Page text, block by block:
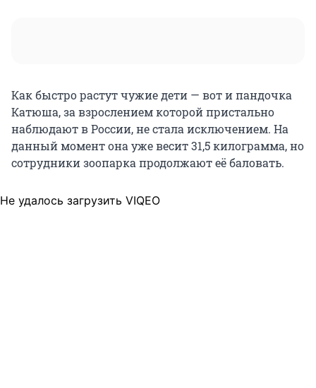
Как быстро растут чужие дети — вот и пандочка
Катюша, за взрослением которой пристально
наблюдают в России, не стала исключением. На
данный момент она уже весит 31,5 килограмма, но
сотрудники зоопарка продолжают её баловать.
Не удалось загрузить VIQEO